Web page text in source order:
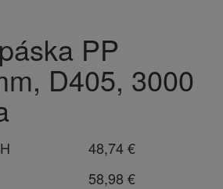
PP
D405, 3000
48,74 €
58,98 €